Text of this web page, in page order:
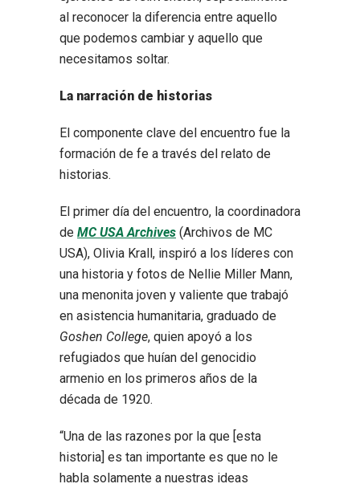
al reconocer la diferencia entre aquello
que podemos cambiar y aquello que
necesitamos soltar.
La narración de historias
El componente clave del encuentro fue la
formación de fe a través del relato de
historias.
El primer día del encuentro, la coordinadora
de MC USA Archives (Archivos de MC
USA), Olivia Krall, inspiró a los líderes con
una historia y fotos de Nellie Miller Mann,
una menonita joven y valiente que trabajó
en asistencia humanitaria, graduado de
Goshen College, quien apoyó a los
refugiados que huían del genocidio
armenio en los primeros años de la
década de 1920.
“Una de las razones por la que [esta
historia] es tan importante es que no le
habla solamente a nuestras ideas